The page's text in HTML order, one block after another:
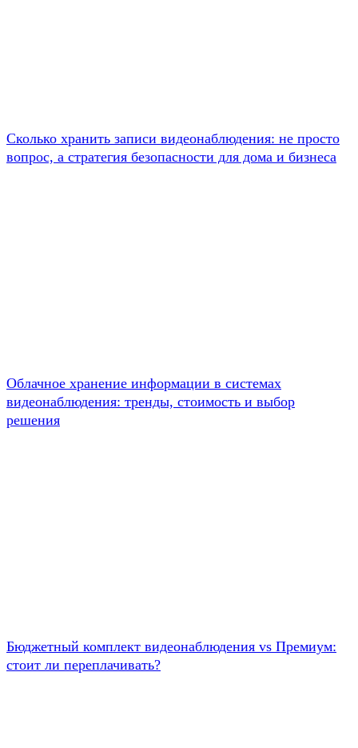
Сколько хранить записи видеонаблюдения: не просто
вопрос, а стратегия безопасности для дома и бизнеса
Облачное хранение информации в системах
видеонаблюдения: тренды, стоимость и выбор
решения
Бюджетный комплект видеонаблюдения vs Премиум:
стоит ли переплачивать?